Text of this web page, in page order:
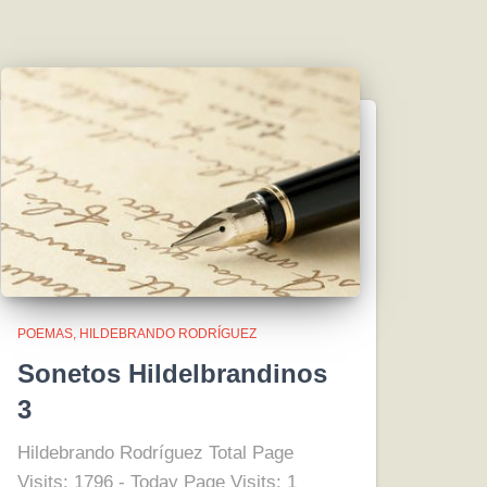
POEMAS HILDEBRANDO RODRÍGUEZ
Sonetos Hildelbrandinos
3
Hildebrando Rodríguez Total Page
Visits: 1796 - Today Page Visits: 1